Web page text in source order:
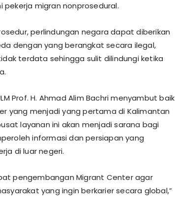
pekerja migran nonprosedural.
perlindungan negara dapat diberikan
dengan yang berangkat secara ilegal,
terdata sehingga sulit dilindungi ketika
Prof. H. Ahmad Alim Bachri menyambut baik
yang menjadi yang pertama di Kalimantan
layanan ini akan menjadi sarana bagi
informasi dan persiapan yang
di luar negeri.
pengembangan Migrant Center agar
yang ingin berkarier secara global,”